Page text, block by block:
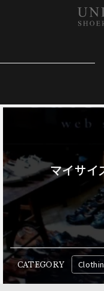
マイサ
CATEGORY